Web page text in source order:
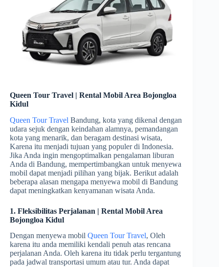
Queen Tour Travel | Rental Mobil Area Bojongloa
Kidul
Queen Tour Travel Bandung, kota yang dikenal dengan
udara sejuk dengan keindahan alamnya, pemandangan
kota yang menarik, dan beragam destinasi wisata,
Karena itu menjadi tujuan yang populer di Indonesia.
Jika Anda ingin mengoptimalkan pengalaman liburan
Anda di Bandung, mempertimbangkan untuk menyewa
mobil dapat menjadi pilihan yang bijak. Berikut adalah
beberapa alasan mengapa menyewa mobil di Bandung
dapat meningkatkan kenyamanan wisata Anda.
1. Fleksibilitas Perjalanan | Rental Mobil Area
Bojongloa Kidul
Dengan menyewa mobil Queen Tour Travel, Oleh
karena itu anda memiliki kendali penuh atas rencana
perjalanan Anda. Oleh karena itu tidak perlu tergantung
pada jadwal transportasi umum atau tur. Anda dapat